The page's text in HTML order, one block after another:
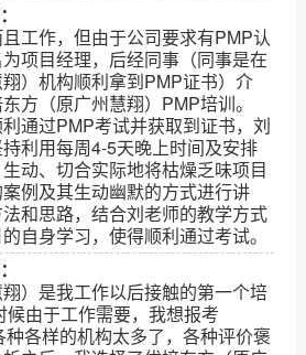
工作，但由于公司要求有PMP认
项目经理，后经同事（同事是在
）机构顺利拿到PMP证书）介
方（原广州慧翔）PMP培训。
通过PMP考试并获取到证书，刘
利用每周4-5天晚上时间及安排
动、切合实际地将枯燥乏味项目
例及其生动幽默的方式进行讲
和思路，结合刘老师的教学方式
自身学习，使得顺利通过考试。
）是我工作以后接触的第一个培
由于工作需要，我想报考
各样的机构太多了，各种评价褒